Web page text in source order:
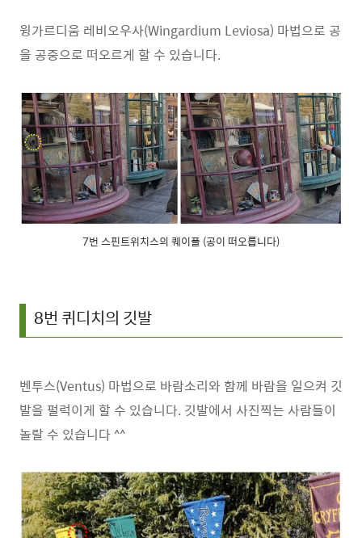
윙가르디움 레비오우사(Wingardium Leviosa) 마법으로 공
을 공중으로 떠오르게 할 수 있습니다.
7번 스핀트위치스의 퀘이플 (공이 떠오릅니다)
8번 퀴디치의 깃발
벤투스(Ventus) 마법으로 바람소리와 함께 바람을 일으켜 깃
발을 펄럭이게 할 수 있습니다. 깃발에서 사진찍는 사람들이
놀랄 수 있습니다 ^^